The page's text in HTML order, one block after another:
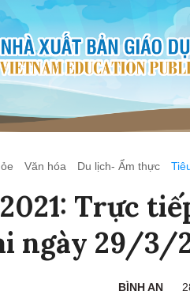
Văn hóa Du lịch- Ẩm thực
Trực
ngày 29/3/
BÌNH AN